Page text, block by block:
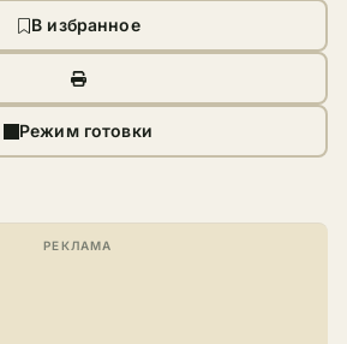
В избранное
Режим готовки